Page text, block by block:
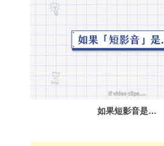
如果短影音是…